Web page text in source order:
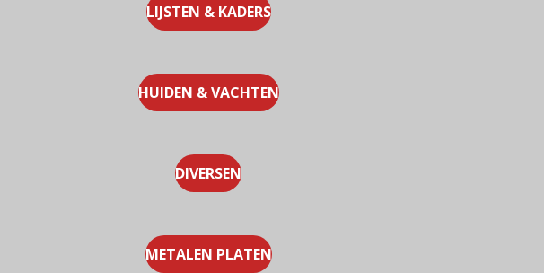
LIJSTEN & KADERS
HUIDEN & VACHTEN
DIVERSEN
METALEN PLATEN